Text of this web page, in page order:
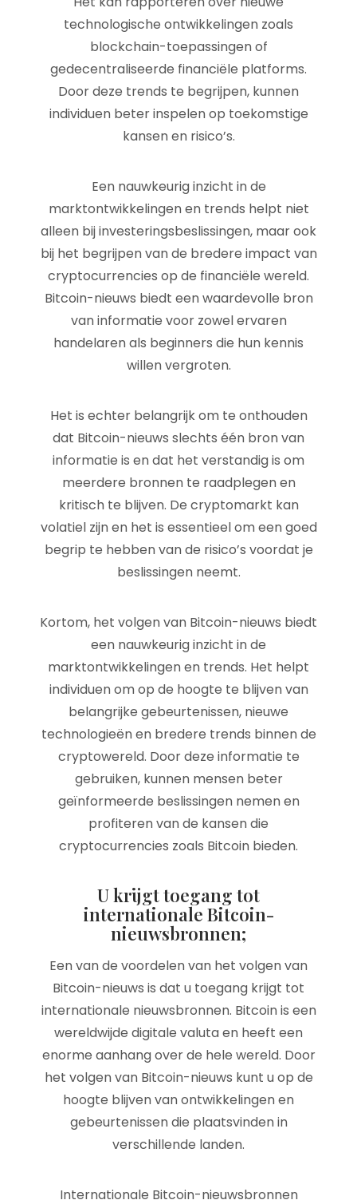
technologische ontwikkelingen zoals
blockchain-toepassingen of
gedecentraliseerde financiële platforms.
Door deze trends te begrijpen, kunnen
individuen beter inspelen op toekomstige
kansen en risico’s.
Een nauwkeurig inzicht in de
marktontwikkelingen en trends helpt niet
alleen bij investeringsbeslissingen, maar ook
bij het begrijpen van de bredere impact van
cryptocurrencies op de financiële wereld.
Bitcoin-nieuws biedt een waardevolle bron
van informatie voor zowel ervaren
handelaren als beginners die hun kennis
willen vergroten.
Het is echter belangrijk om te onthouden
dat Bitcoin-nieuws slechts één bron van
informatie is en dat het verstandig is om
meerdere bronnen te raadplegen en
kritisch te blijven. De cryptomarkt kan
volatiel zijn en het is essentieel om een goed
begrip te hebben van de risico’s voordat je
beslissingen neemt.
Kortom, het volgen van Bitcoin-nieuws biedt
een nauwkeurig inzicht in de
marktontwikkelingen en trends. Het helpt
individuen om op de hoogte te blijven van
belangrijke gebeurtenissen, nieuwe
technologieën en bredere trends binnen de
cryptowereld. Door deze informatie te
gebruiken, kunnen mensen beter
geïnformeerde beslissingen nemen en
profiteren van de kansen die
cryptocurrencies zoals Bitcoin bieden.
U krijgt toegang tot
internationale Bitcoin-
nieuwsbronnen;
Een van de voordelen van het volgen van
Bitcoin-nieuws is dat u toegang krijgt tot
internationale nieuwsbronnen. Bitcoin is een
wereldwijde digitale valuta en heeft een
enorme aanhang over de hele wereld. Door
het volgen van Bitcoin-nieuws kunt u op de
hoogte blijven van ontwikkelingen en
gebeurtenissen die plaatsvinden in
verschillende landen.
Internationale Bitcoin-nieuwsbronnen